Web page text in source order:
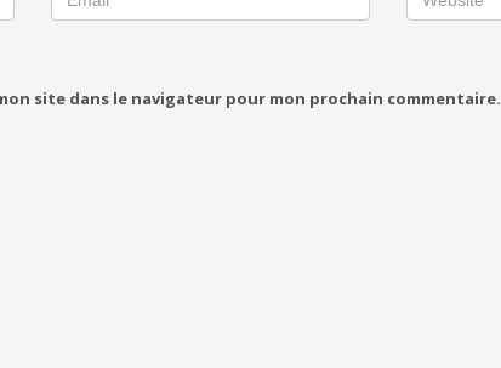
site dans le navigateur pour mon prochain commentaire.